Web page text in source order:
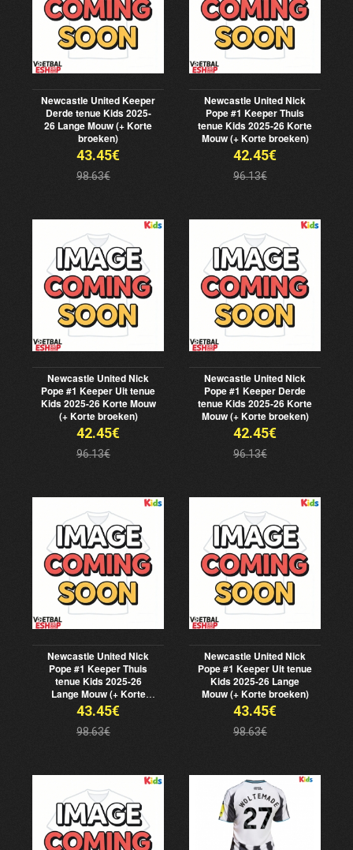
Newcastle United Keeper
Derde tenue Kids 2025-
26 Lange Mouw (+ Korte
broeken)
43.45€
98.63€
Newcastle United Nick
Pope #1 Keeper Thuis
tenue Kids 2025-26 Korte
Mouw (+ Korte broeken)
42.45€
96.13€
Newcastle United Nick
Pope #1 Keeper Uit tenue
Kids 2025-26 Korte Mouw
(+ Korte broeken)
42.45€
96.13€
Newcastle United Nick
Pope #1 Keeper Derde
tenue Kids 2025-26 Korte
Mouw (+ Korte broeken)
42.45€
96.13€
Newcastle United Nick
Pope #1 Keeper Thuis
tenue Kids 2025-26
Lange Mouw (+ Korte
broeken)
43.45€
98.63€
Newcastle United Nick
Pope #1 Keeper Uit tenue
Kids 2025-26 Lange
Mouw (+ Korte broeken)
43.45€
98.63€